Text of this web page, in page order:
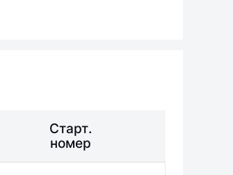
Старт.
номер